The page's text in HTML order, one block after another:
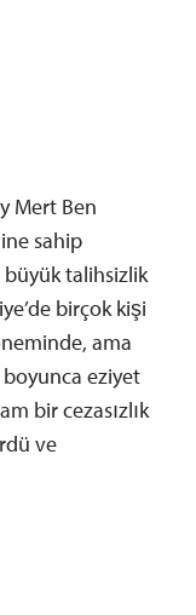
Mert Ben
sahip
talihsizlik
birçok kişi
ama
eziyet
bir cezasızlık
ve